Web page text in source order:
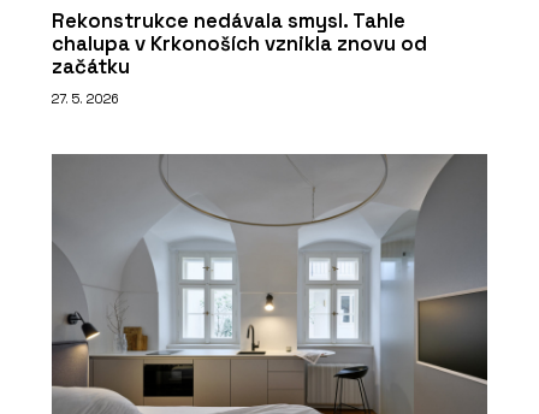
Rekonstrukce nedávala smysl. Tahle
chalupa v Krkonoších vznikla znovu od
začátku
27. 5. 2026